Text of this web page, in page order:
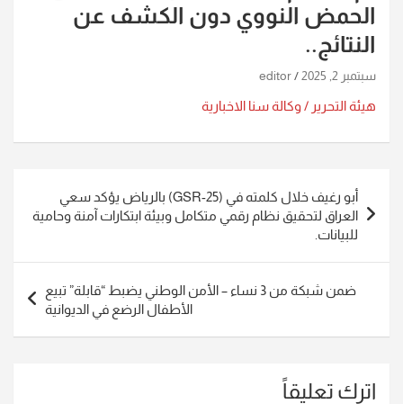
الحمض النووي دون الكشف عن
النتائج..
سبتمبر 2, 2025 editor
هيئة التحرير / وكالة سنا الاخبارية
تصفّح
المقالات
أبو رغيف خلال كلمته في (GSR-25) بالرياض يؤكد سعي
العراق لتحقيق نظام رقمي متكامل وبيئة ابتكارات آمنة وحامية
للبيانات.
ضمن شبكة من 3 نساء – الأمن الوطني يضبط “قابلة” تبيع
الأطفال الرضع في الديوانية
اترك تعليقاً